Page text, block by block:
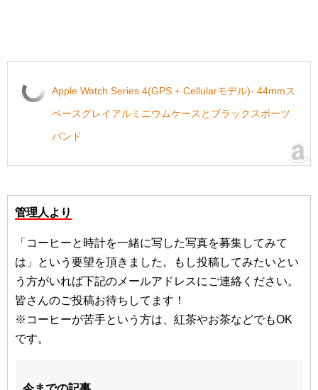
Apple Watch Series 4(GPS + Cellularモデル)- 44mmス
ペースグレイアルミニウムケースとブラックスポーツ
バンド
管理人より
「コーヒーと時計を一緒に写した写真を募集してみて
は」という要望を頂きました。もし投稿してみたいとい
う方がいれば下記のメールアドレスにご連絡ください。
皆さんのご投稿お待ちしてます！
※コーヒーが苦手という方は、紅茶やお茶などでもOK
です。